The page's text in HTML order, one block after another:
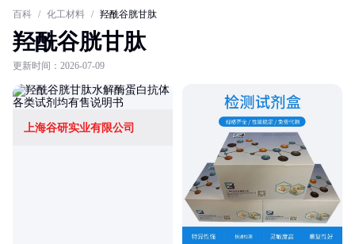
百科 / 化工材料 / 羟酰谷胱甘肽
羟酰谷胱甘肽
更新时间：2026-07-09
上海谷研实业有限公司